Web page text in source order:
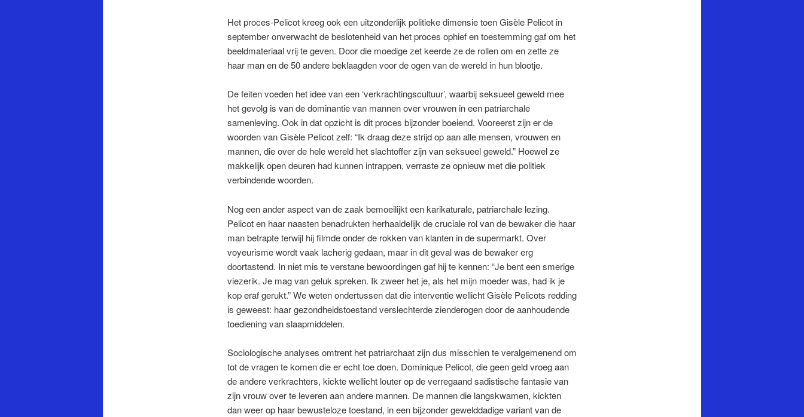
Het proces-Pelicot kreeg ook een uitzonderlijk politieke dimensie toen Gisèle Pelicot in
september onverwacht de beslotenheid van het proces ophief en toestemming gaf om het
beeldmateriaal vrij te geven. Door die moedige zet keerde ze de rollen om en zette ze
haar man en de 50 andere beklaagden voor de ogen van de wereld in hun blootje.
De feiten voeden het idee van een ‘verkrachtingscultuur’, waarbij seksueel geweld mee
het gevolg is van de dominantie van mannen over vrouwen in een patriarchale
samenleving. Ook in dat opzicht is dit proces bijzonder boeiend. Vooreerst zijn er de
woorden van Gisèle Pelicot zelf: “Ik draag deze strijd op aan alle mensen, vrouwen en
mannen, die over de hele wereld het slachtoffer zijn van seksueel geweld.” Hoewel ze
makkelijk open deuren had kunnen intrappen, verraste ze opnieuw met die politiek
verbindende woorden.
Nog een ander aspect van de zaak bemoeilijkt een karikaturale, patriarchale lezing.
Pelicot en haar naasten benadrukten herhaaldelijk de cruciale rol van de bewaker die haar
man betrapte terwijl hij filmde onder de rokken van klanten in de supermarkt. Over
voyeurisme wordt vaak lacherig gedaan, maar in dit geval was de bewaker erg
doortastend. In niet mis te verstane bewoordingen gaf hij te kennen: “Je bent een smerige
viezerik. Je mag van geluk spreken. Ik zweer het je, als het mijn moeder was, had ik je
kop eraf gerukt.” We weten ondertussen dat die interventie wellicht Gisèle Pelicots redding
is geweest: haar gezondheidstoestand verslechterde zienderogen door de aanhoudende
toediening van slaapmiddelen.
Sociologische analyses omtrent het patriarchaat zijn dus misschien te veralgemenend om
tot de vragen te komen die er echt toe doen. Dominique Pelicot, die geen geld vroeg aan
de andere verkrachters, kickte wellicht louter op de verregaand sadistische fantasie van
zijn vrouw over te leveren aan andere mannen. De mannen die langskwamen, kickten
dan weer op haar bewusteloze toestand, in een bijzonder gewelddadige variant van de